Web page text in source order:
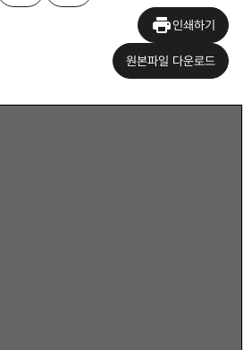
인쇄하기
원본파일 다운로드